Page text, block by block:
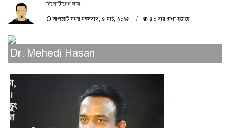
রিপোর্টারের নাম
আপডেট সময় মঙ্গলবার, ৪ মার্চ, ২০২৫ ৪০ বার দেখা হয়েছে
Dr. Mehedi Hasan